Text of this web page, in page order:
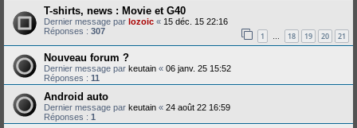
T-shirts, news : Movie et G40
Dernier message par lozoic « 15 déc. 15 22:16
Réponses : 307 1 … 18 19 20 21
Nouveau forum ?
Dernier message par keutain « 06 janv. 25 15:52
Réponses : 11
Android auto
Dernier message par keutain « 24 août 22 16:59
Réponses : 1